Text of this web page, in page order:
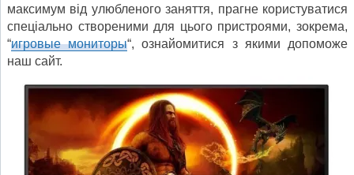
максимум від улюбленого заняття, прагне користуватися
спеціально створеними для цього пристроями, зокрема,
“игровые мониторы“, ознайомитися з якими допоможе
наш сайт.